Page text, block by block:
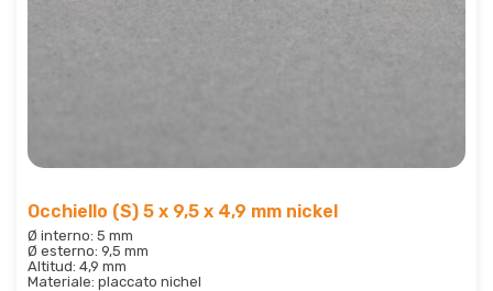
Occhiello (S) 5 x 9,5 x 4,9 mm nickel
Ø interno: 5 mm
Ø esterno: 9,5 mm
Altitud: 4,9 mm
Materiale: placcato nichel